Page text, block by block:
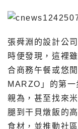
張舜淵的設計公
時便發現，這裡
合商務午餐或悠
MARZO」的第
親為，甚至找來
腿到干貝燉飯的
食材，並推動社